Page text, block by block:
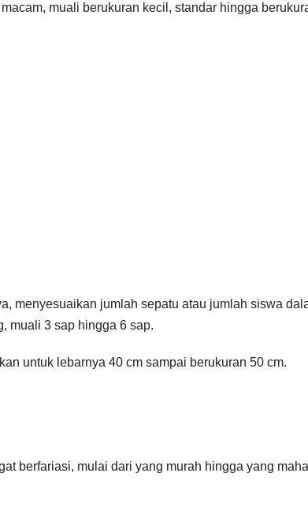
muali berukuran kecil, standar hingga
menyesuaikan jumlah sepatu atau jumlah siswa
muali 3 sap hingga 6 sap.
untuk lebarnya 40 cm sampai berukuran 50 cm.
berfariasi, mulai dari yang murah hingga yang